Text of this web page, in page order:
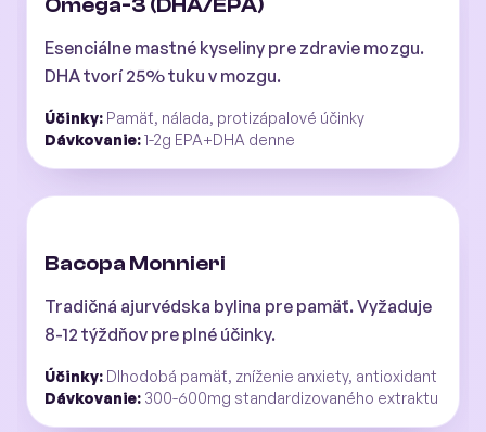
Omega-3 (DHA/EPA)
Esenciálne mastné kyseliny pre zdravie mozgu.
DHA tvorí 25% tuku v mozgu.
Účinky: Pamäť, nálada, protizápalové účinky
Dávkovanie:1-2g EPA+DHA denne
Bacopa Monnieri
Tradičná ajurvédska bylina pre pamäť. Vyžaduje
8-12 týždňov pre plné účinky.
Účinky: Dlhodobá pamäť, zníženie anxiety, antioxidant
Dávkovanie: 300-600mg standardizovaného extraktu